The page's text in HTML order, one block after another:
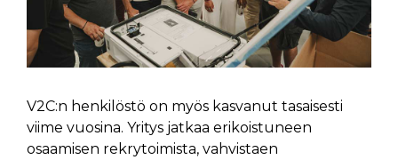
V2C:n henkilöstö on myös kasvanut tasaisesti
viime vuosina. Yritys jatkaa erikoistuneen
osaamisen rekrytoimista, vahvistaen